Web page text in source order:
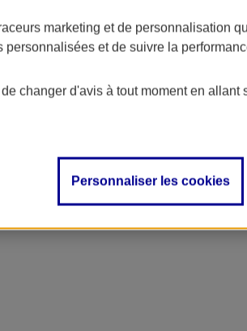
marketing et de personnalisation
et de suivre la
changer d'avis à tout moment en allant
Personnaliser les cookies